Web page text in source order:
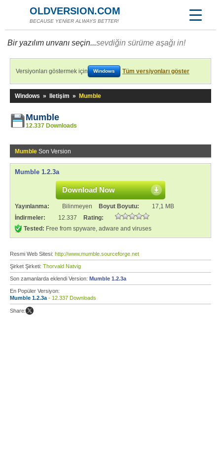
OLDVERSION.COM
BECAUSE YENİER ALWAYS BETTER!
Bir yazılım unvanı seçin...sevdiğin sürüme aşağı in!
Versiyonları göstermek için Windows Tüm versiyonları göster
Windows » Iletişim » Mumble
Mumble
12.337 Downloads
Mumble Son Version
Mumble 1.2.3a
Download Now
Yayınlanma: Bilinmeyen Boyut Boyutu:
17,1 MB
İndirmeler:
12.337
Rating:
Tested: Free from spyware, adware and viruses
Resmi Web Sitesi: http://www.mumble.sourceforge.net
Şirket Şirketi: Thorvald Natvig
Son zamanlarda eklendi Version: Mumble 1.2.3a
En Popüler Versiyon:
Mumble 1.2.3a - 12.337 Downloads
Share: